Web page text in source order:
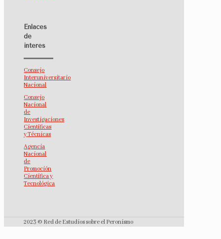
Enlaces
de
interés
Consejo
Interuniversitario
Nacional
Consejo
Nacional
de
Investigaciones
Científicas
y Técnicas
Agencia
Nacional
de
Promoción
Científica y
Tecnológica
2023 © Red de Estudios sobre el Peronismo